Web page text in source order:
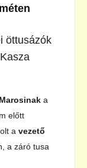
öttusázók
Marosinak a
előtt
a vezető
a záró tusa